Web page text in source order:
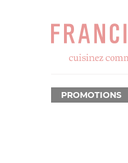
PROMOTIONS